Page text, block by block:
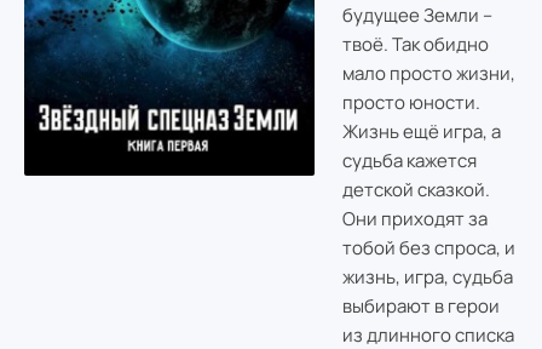
будущее Земли –
твоё. Так обидно
мало просто жизни,
просто юности.
Жизнь ещё игра, а
судьба кажется
детской сказкой.
Они приходят за
тобой без спроса, и
жизнь, игра, судьба
выбирают в герои
из длинного списка